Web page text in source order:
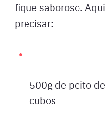
fique saboroso.
precisar:
500g de peito
cubos